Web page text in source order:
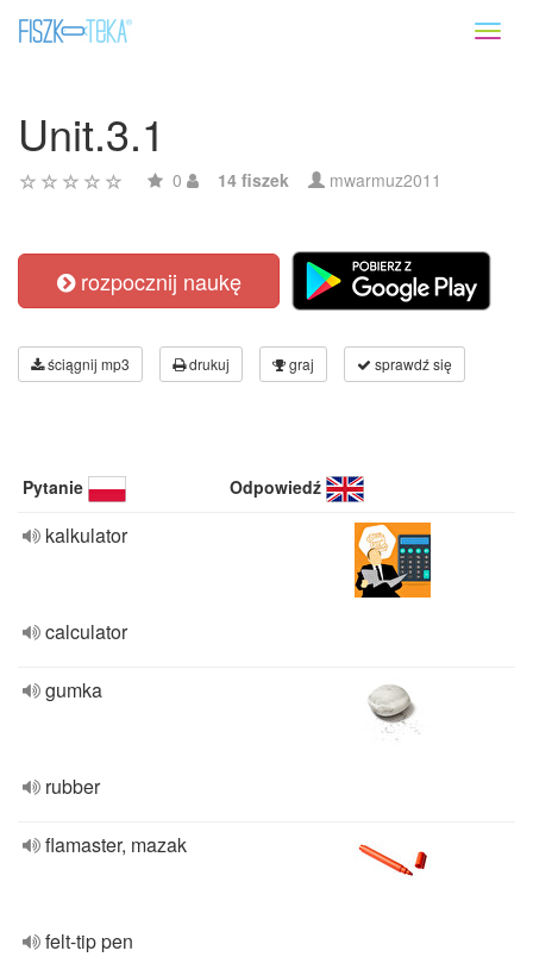
Unit.3.1
0 14 fiszek mwarmuz2011
rozpocznij naukę
ściągnij mp3 drukuj graj sprawdź się
Pytanie Odpowiedź
kalkulator
calculator
gumka
rubber
flamaster, mazak
felt-tip pen